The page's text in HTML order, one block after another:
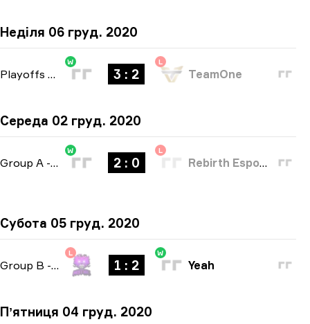
Неділя 06 груд. 2020
Playoffs bo5
W
3 : 2
L
TeamOne
Середа 02 груд. 2020
Group A - bo3
W
2 : 0
L
Rebirth Esports
Субота 05 груд. 2020
Group B - bo3
L
1 : 2
W
Yeah
Пʼятниця 04 груд. 2020